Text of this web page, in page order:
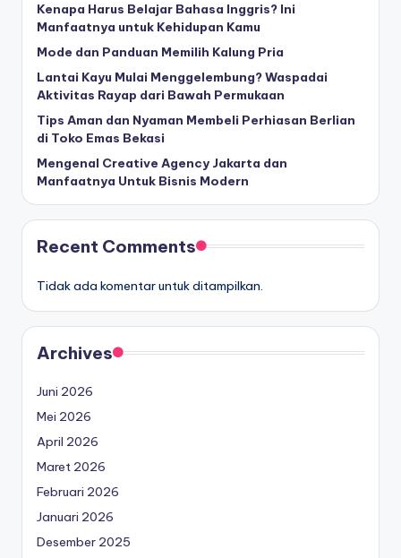
Kenapa Harus Belajar Bahasa Inggris? Ini
Manfaatnya untuk Kehidupan Kamu
Mode dan Panduan Memilih Kalung Pria
Lantai Kayu Mulai Menggelembung? Waspadai
Aktivitas Rayap dari Bawah Permukaan
Tips Aman dan Nyaman Membeli Perhiasan Berlian
di Toko Emas Bekasi
Mengenal Creative Agency Jakarta dan
Manfaatnya Untuk Bisnis Modern
Recent Comments
Tidak ada komentar untuk ditampilkan.
Archives
Juni 2026
Mei 2026
April 2026
Maret 2026
Februari 2026
Januari 2026
Desember 2025